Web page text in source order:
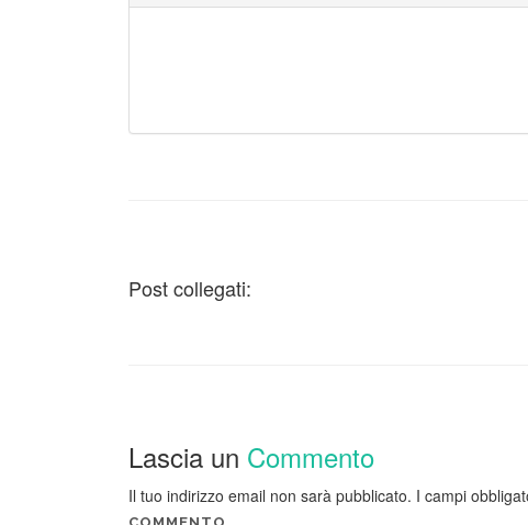
Post collegati:
Lascia un Commento
Il tuo indirizzo email non sarà pubblicato. I campi